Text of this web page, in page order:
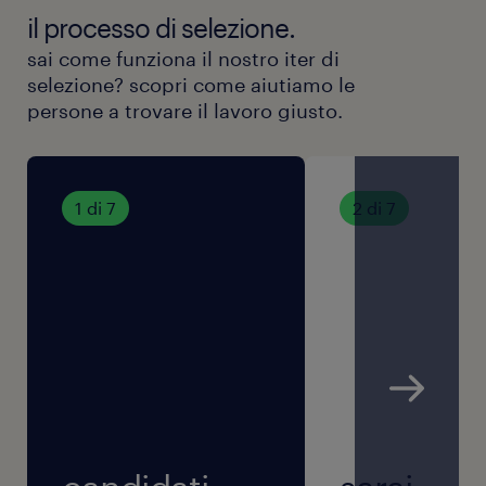
il processo di selezione.
sai come funziona il nostro iter di
selezione? scopri come aiutiamo le
persone a trovare il lavoro giusto.
1 di 7 2 di 7